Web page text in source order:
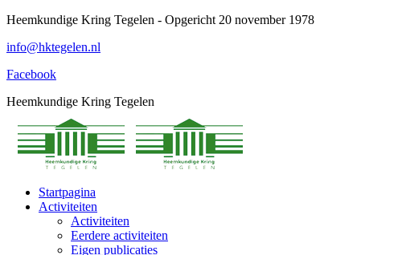
Spring
content
Heemkundige Kring Tegelen - Opgericht 20 november 1978
info@hktegelen.nl
Facebook
Heemkundige Kring Tegelen
Startpagina
Activiteiten
Activiteiten
Eerdere activiteiten
Eigen publicaties